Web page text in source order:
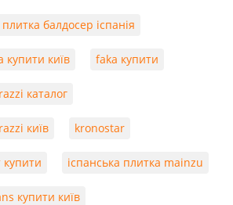
плитка балдосер іспанія
купити київ faka купити
каталог
київ kronostar
купити іспанська плитка mainzu
купити київ